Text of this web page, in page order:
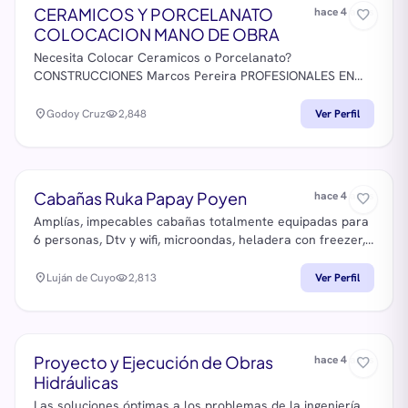
favorite_border
CERAMICOS Y PORCELANATO
COLOCACION MANO DE OBRA
hace 4 años
Necesita Colocar Ceramicos o Porcelanato?
CONSTRUCCIONES Marcos Pereira PROFESIONALES EN
Nuestro numero: 261-6155219 WhatsApp Marcos Pere
ESPERAMOS REALIZAR EL MEJOR TRABAJO EN
location_onGodoy Cruzvisibility2,848 Ver Perfil
favorite_border
Cabañas Ruka Papay Poyen hace 4 años
Amplías, impecables cabañas totalmente equipadas para
6 personas, Dtv y wifi, microondas, heladera con freezer,
location_onLuján de Cuyovisibility2,813 Ver Perfil
favorite_border
Proyecto y Ejecución de Obras
Hidráulicas
hace 4 años